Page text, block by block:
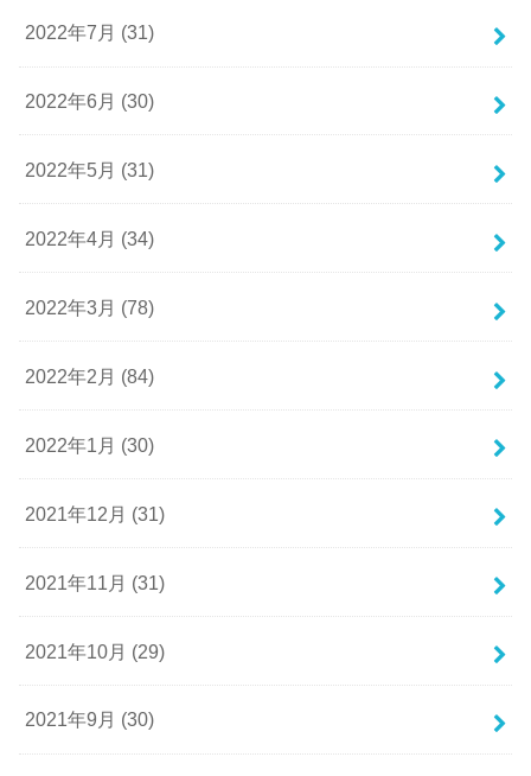
2022年7月 (31)
2022年6月 (30)
2022年5月 (31)
2022年4月 (34)
2022年3月 (78)
2022年2月 (84)
2022年1月 (30)
2021年12月 (31)
2021年11月 (31)
2021年10月 (29)
2021年9月 (30)